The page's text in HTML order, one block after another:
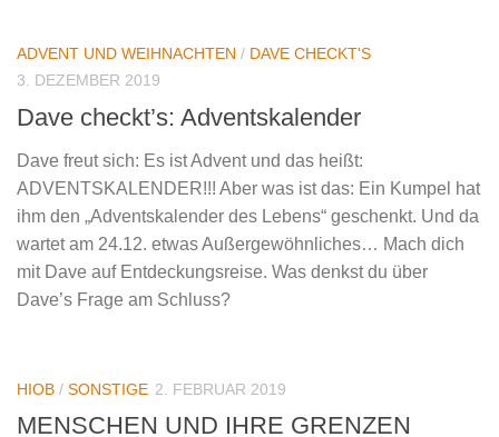
ADVENT UND WEIHNACHTEN / DAVE CHECKT'S
3. DEZEMBER 2019
Dave checkt’s: Adventskalender
Dave freut sich: Es ist Advent und das heißt:
ADVENTSKALENDER!!! Aber was ist das: Ein Kumpel hat
ihm den „Adventskalender des Lebens“ geschenkt. Und da
wartet am 24.12. etwas Außergewöhnliches… Mach dich
mit Dave auf Entdeckungsreise. Was denkst du über
Dave’s Frage am Schluss?
HIOB / SONSTIGE 2. FEBRUAR 2019
MENSCHEN UND IHRE GRENZEN